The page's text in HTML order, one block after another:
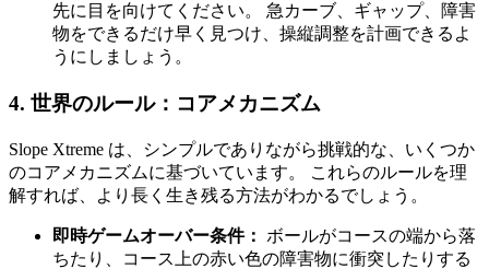
先に目を向けてください。 急カーブ、ギャップ、障害
物をできるだけ早く見つけ、操縦調整を計画できるよ
うにしましょう。
4. 世界のルール：コアメカニズム
Slope Xtreme は、シンプルでありながら挑戦的な、いくつか
のコアメカニズムに基づいています。 これらのルールを理
解すれば、より長く生き残る方法がわかるでしょう。
即時ゲームオーバー条件：
ボールがコースの端から落
ちたり、コース上の赤い色の障害物に衝突したりする